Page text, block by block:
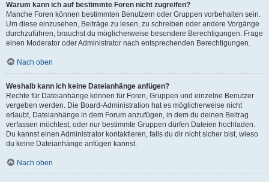
Warum kann ich auf bestimmte Foren nicht zugreifen?
Manche Foren können bestimmten Benutzern oder Gruppen vorbehalten sein.
Um diese einzusehen, Beiträge zu lesen, zu schreiben oder andere Vorgänge
durchzuführen, brauchst du möglicherweise besondere Berechtigungen. Frage
einen Moderator oder Administrator nach entsprechenden Berechtigungen.
Nach oben
Weshalb kann ich keine Dateianhänge anfügen?
Rechte für Dateianhänge können für Foren, Gruppen und einzelne Benutzer
vergeben werden. Die Board-Administration hat es möglicherweise nicht
erlaubt, Dateianhänge in dem Forum anzufügen, in dem du deinen Beitrag
verfassen möchtest, oder nur bestimmte Gruppen dürfen Dateien hochladen.
Du kannst einen Administrator kontaktieren, falls du dir nicht sicher bist, wieso
du keine Dateianhänge anfügen kannst.
Nach oben